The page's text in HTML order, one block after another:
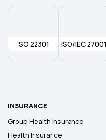
ISO 22301 ISO/IEC 27001
INSURANCE
Group Health Insurance
Health Insurance